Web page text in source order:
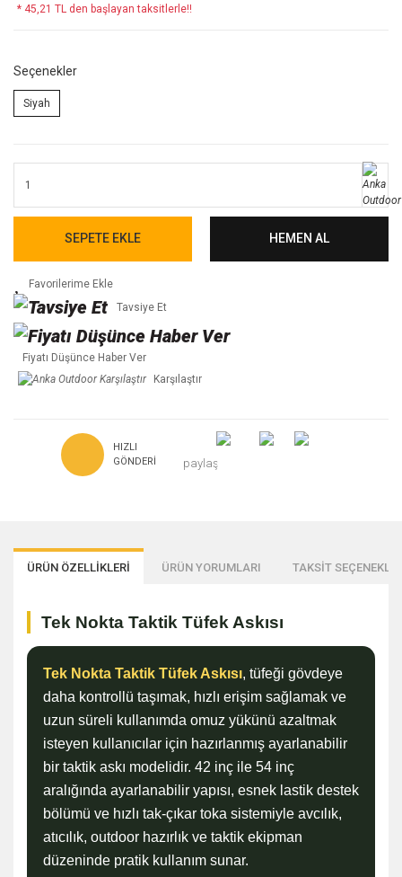
* 45,21 TL den başlayan taksitlerle!!
Seçenekler
Siyah
SEPETE EKLE HEMEN AL
Tavsiye Et
Fiyatı Düşünce Haber Ver
Karşılaştır
HIZLI
GÖNDERI
paylaş
ÜRÜN ÖZELLİKLERİ ÜRÜN YORUMLARI TAKSİT
Tek Nokta Taktik Tüfek Askısı
Tek Nokta Taktik Tüfek Askısı, tüfeği gövdeye
daha kontrollü taşımak, hızlı erişim sağlamak ve
uzun süreli kullanımda omuz yükünü azaltmak
isteyen kullanıcılar için hazırlanmış ayarlanabilir
bir taktik askı modelidir. 42 inç ile 54 inç
aralığında ayarlanabilir yapısı, esnek lastik destek
bölümü ve hızlı tak-çıkar toka sistemiyle avcılık,
atıcılık, outdoor hazırlık ve taktik ekipman
düzeninde pratik kullanım sunar.